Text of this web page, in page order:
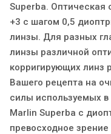
Superba. Оптическая
+3 с шагом 0,5
линзы. Для разных
линзы различной
корригирующих линз
Вашего рецепта на
силы используемых
Marlin Superba с
превосходное